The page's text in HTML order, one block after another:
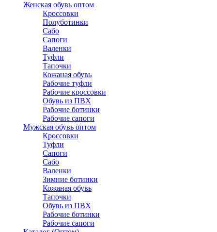
Женская обувь оптом
Кроссовки
Полуботинки
Сабо
Сапоги
Валенки
Туфли
Тапочки
Кожаная обувь
Рабочие туфли
Рабочие кроссовки
Обувь из ПВХ
Рабочие ботинки
Рабочие сапоги
Мужская обувь оптом
Кроссовки
Туфли
Сапоги
Сабо
Валенки
Зимние ботинки
Кожаная обувь
Тапочки
Обувь из ПВХ
Рабочие ботинки
Рабочие сапоги